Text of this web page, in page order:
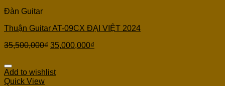
Đàn Guitar
Thuận Guitar AT-09CX ĐẠI VIỆT 2024
35,500,000₫ 35,000,000₫
Add to wishlist
Quick View